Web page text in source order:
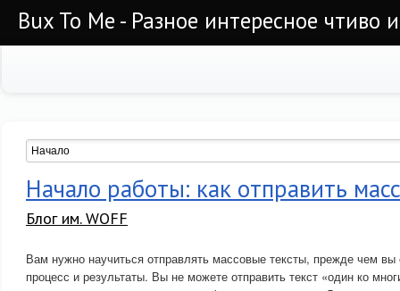
Bux To Me - Разное интересное чтиво
Начало работы: как отправить
Блог им. WOFF
Вам нужно научиться отправлять массовые тексты, прежде чем вы
процесс и результаты. Вы не можете отправить текст «один ко